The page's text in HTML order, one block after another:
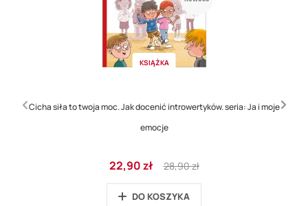
KSIĄŻKA
Cicha siła to twoja moc. Jak docenić introwertyków. seria: Ja i moje
emocje
Cena
promocyjna
22,90 zł
Regular
Price
28,90 zł
DO KOSZYKA